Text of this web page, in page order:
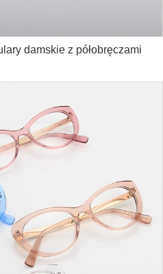
damskie z półobręczami